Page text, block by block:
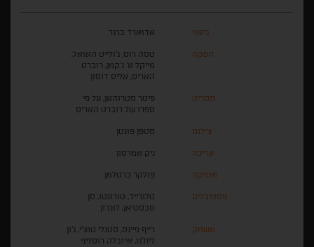
בימוי אדוארד ברגר
הפקה
טסה רוס, ג'ולייט האואל,
מייקל א' ג'קמן, רוברט
האריס, אליס דוסון
תסריט
פיטר סטרוהאן, על פי
ספרו של רוברט האריס
צילום סטפן פונטן
עריכה ניק אמרסון
מוזיקה פולקר ברטלמן
פסטיבלים
טלורייד, טורונטו, סן
סבסטיאן, לונדון
משחק
רייף פיינס, סטנלי טוצ'י, ג'ון
לית'גו, איזבלה רוסליני